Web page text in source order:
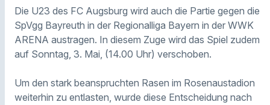
Die U23 des FC Augsburg wird auch die Partie gegen die
SpVgg Bayreuth in der Regionalliga Bayern in der WWK
ARENA austragen. In diesem Zuge wird das Spiel zudem
auf Sonntag, 3. Mai, (14.00 Uhr) verschoben.
Um den stark beanspruchten Rasen im Rosenaustadion
weiterhin zu entlasten, wurde diese Entscheidung nach